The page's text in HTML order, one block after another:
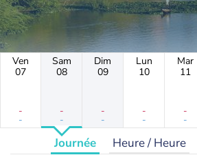
Ven
07
-
-
Sam
08
-
-
Dim
09
-
-
Lun
10
-
-
Mar
11
-
-
Journée Heure / Heure